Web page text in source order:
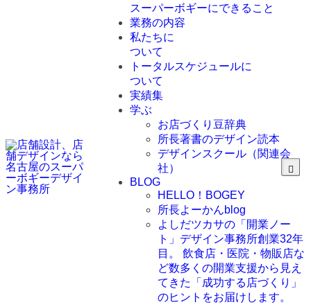
スーパーボギーにできること
業務の内容
私たちに
ついて
トータルスケジュールに
ついて
実績集
学ぶ
お店づくり豆辞典
所長著書のデザイン読本
デザインスクール（関連会
社）
BLOG
HELLO！BOGEY
所長よーかんblog
よしだツカサの「開業ノー
ト」 デザイン事務所創業32年
目。 飲食店・医院・物販店な
ど数多くの開業支援から見え
てきた「成功する店づくり」
のヒントをお届けします。